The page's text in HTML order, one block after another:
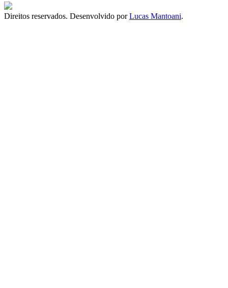
Direitos reservados. Desenvolvido porLucas Mantoani.